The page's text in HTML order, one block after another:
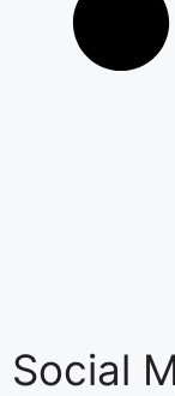
Social